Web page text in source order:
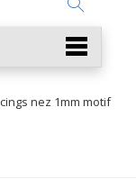
nez 1mm motif